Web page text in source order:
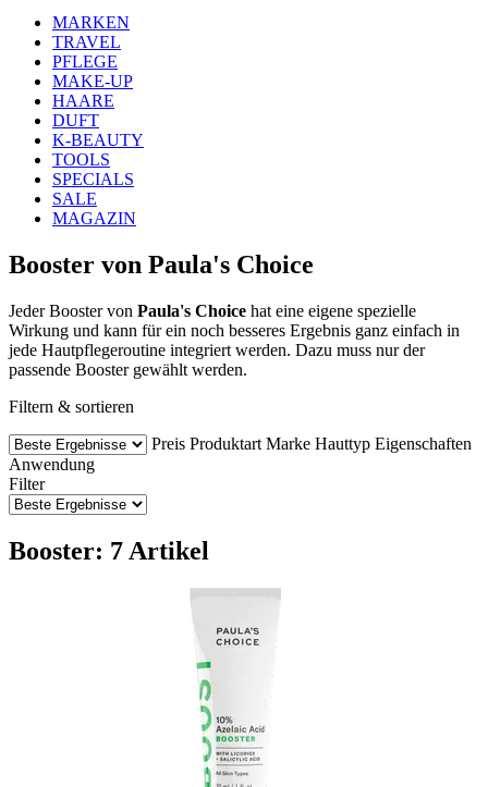
MARKEN
TRAVEL
PFLEGE
MAKE-UP
HAARE
DUFT
K-BEAUTY
TOOLS
SPECIALS
SALE
MAGAZIN
Booster von Paula's Choice
Jeder Booster von Paula's Choice hat eine eigene spezielle
Wirkung und kann für ein noch besseres Ergebnis ganz einfach in
jede Hautpflegeroutine integriert werden. Dazu muss nur der
passende Booster gewählt werden.
Filtern & sortieren
Preis Produktart Marke Hauttyp Eigenschaften
Anwendung
Filter
Booster: 7 Artikel